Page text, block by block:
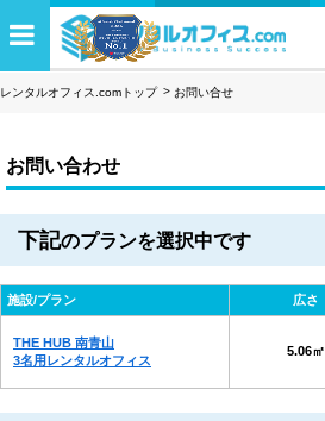
レンタルオフィス.comトップ お問い合せ
お問い合わせ
下記のプランを選択中です
施設/プラン 広さ
THE HUB 南青山
3名用レンタルオフィス
5.06㎡